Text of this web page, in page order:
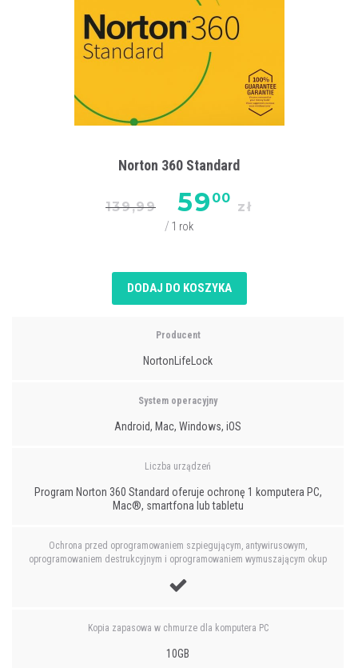
Norton 360 Standard
139,99 59 00
zł
1 rok
DODAJ DO KOSZYKA
Producent
NortonLifeLock
System operacyjny
Android, Mac, Windows, iOS
Liczba urządzeń
Program Norton 360 Standard oferuje ochronę 1 komputera PC,
Mac®, smartfona lub tabletu
Ochrona przed oprogramowaniem szpiegującym, antywirusowym,
oprogramowaniem destrukcyjnym i oprogramowaniem wymuszającym okup
Kopia zapasowa w chmurze dla komputera PC
10GB